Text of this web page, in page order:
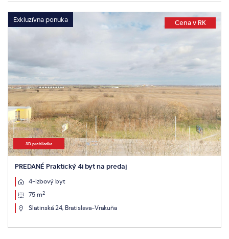
Exkluzívna ponuka 291 499 €
Predaj 4-izbový byt od 291 499 € v projekte Rezidencia Potôčik
4-izbový byt
152.8 m
Báhoň